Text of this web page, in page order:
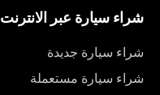
شراء سيارة عبر الانترنت
شراء سيارة جديدة
شراء سيارة مستعملة